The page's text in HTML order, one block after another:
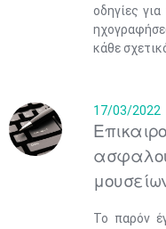
οδηγίες
κάθε
17/03/2022
Το παρόν